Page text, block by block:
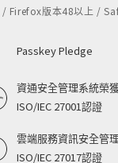
Firefox版本48以上 /
Passkey Pledge
資通安全管理系統榮
ISO/IEC 27001認證
雲端服務資訊安全管
ISO/IEC 27017認證